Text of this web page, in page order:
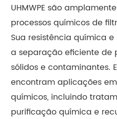
UHMWPE são
processos químicos de
Sua resistência química
a separação eficiente de
sólidos e contaminantes.
encontram aplicações
químicos, incluindo
purificação química e